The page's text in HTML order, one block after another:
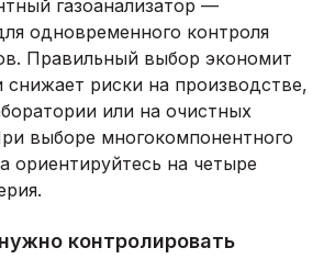
газоанализатор —
одновременного контроля
Правильный выбор экономит
снижает риски на производстве,
или на очистных
выборе многокомпонентного
ориентируйтесь на четыре
контролировать